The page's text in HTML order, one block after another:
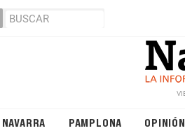
NAVARRA PAMPLONA OPINIÓN